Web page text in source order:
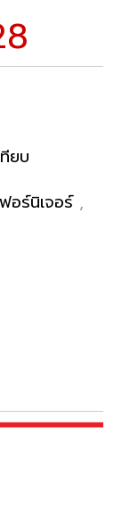
ยบ
อร์นิเจอร์ ,